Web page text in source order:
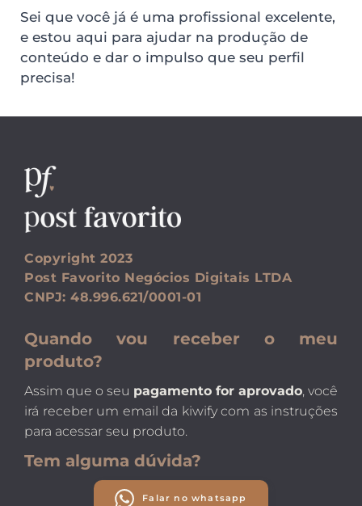
Sei que você já é uma profissional excelente,
e estou aqui para ajudar na produção de
conteúdo e dar o impulso que seu perfil
precisa!
Copyright 2023
Post Favorito Negócios Digitais LTDA
CNPJ: 48.996.621/0001-01
Quando vou receber o meu
produto?
Assim que o seu pagamento for aprovado, você
irá receber um email da kiwify com as instruções
para acessar seu produto.
Tem alguma dúvida?
Falar no whatsapp